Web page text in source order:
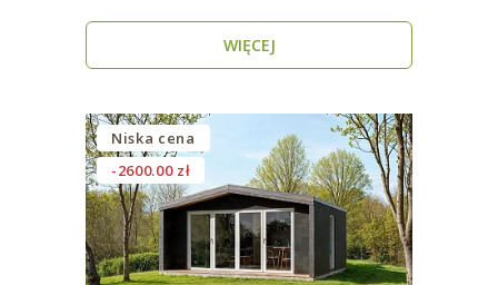
WIĘCEJ
Niska cena
-2600.00 zł